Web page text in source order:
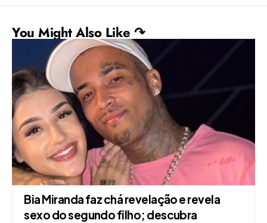
You Might Also Like ↷
Bia Miranda faz chá revelação e revela
sexo do segundo filho; descubra